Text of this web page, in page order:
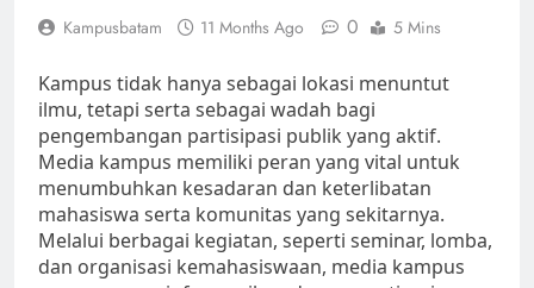
Kampusbatam 11 Months Ago 0 5 Mins
Kampus tidak hanya sebagai lokasi menuntut
ilmu, tetapi serta sebagai wadah bagi
pengembangan partisipasi publik yang aktif.
Media kampus memiliki peran yang vital untuk
menumbuhkan kesadaran dan keterlibatan
mahasiswa serta komunitas yang sekitarnya.
Melalui berbagai kegiatan, seperti seminar, lomba,
dan organisasi kemahasiswaan, media kampus